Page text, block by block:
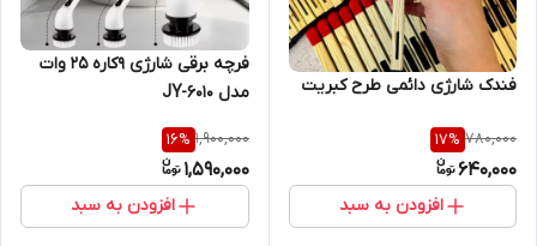
فندک شارژی دائمی طرح کبریت
780,000
17%
640,000
افزودن به سبد
فرچه برقی شارژی ۹کاره 25 وات
مدل JY-6010
1,900,000
16%
1,590,000
افزودن به سبد